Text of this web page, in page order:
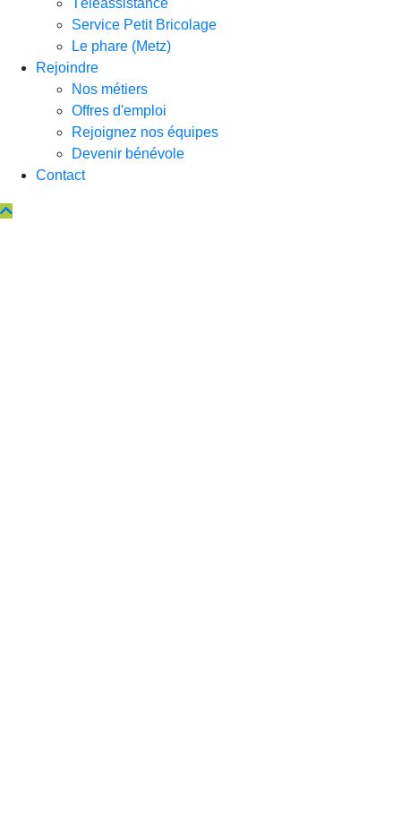
Service Petit Bricolage
Le phare (Metz)
Rejoindre
Nos métiers
Offres d'emploi
Rejoignez nos équipes
Devenir bénévole
Contact